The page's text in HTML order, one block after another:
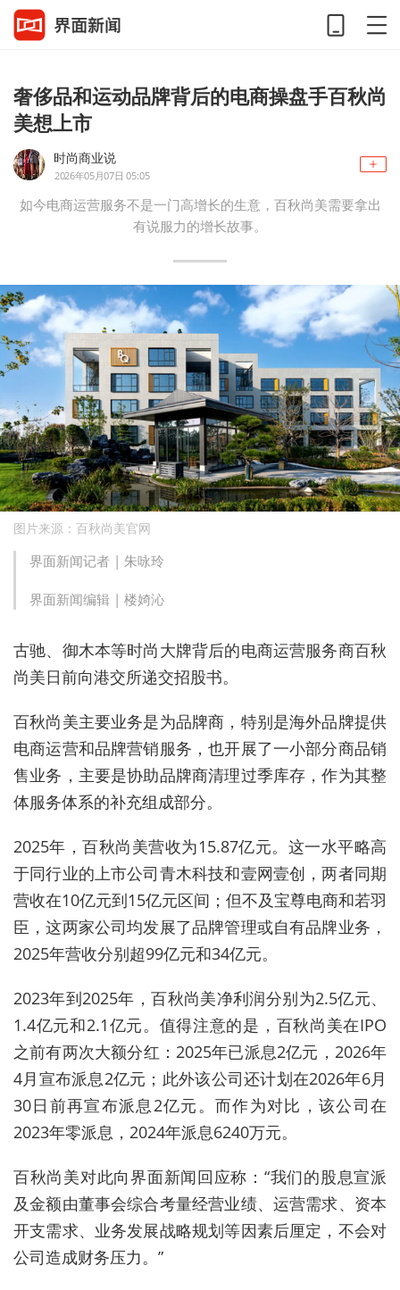
奢侈品和运动品牌背后的电商操盘手百秋尚
美想上市
时尚商业说
2026年05月07日 05:05
如今电商运营服务不是一门高增长的生意，百秋尚美需要拿出
有说服力的增长故事。
图片来源：百秋尚美官网
界面新闻记者 | 朱咏玲
界面新闻编辑 | 楼婍沁
古驰、御木本等时尚大牌背后的电商运营服务商百秋
尚美日前向港交所递交招股书。
百秋尚美主要业务是为品牌商，特别是海外品牌提供
电商运营和品牌营销服务，也开展了一小部分商品销
售业务，主要是协助品牌商清理过季库存，作为其整
体服务体系的补充组成部分。
2025年，百秋尚美营收为15.87亿元。这一水平略高
于同行业的上市公司青木科技和壹网壹创，两者同期
营收在10亿元到15亿元区间；但不及宝尊电商和若羽
臣，这两家公司均发展了品牌管理或自有品牌业务，
2025年营收分别超99亿元和34亿元。
2023年到2025年，百秋尚美净利润分别为2.5亿元、
1.4亿元和2.1亿元。 值得注意的是，百秋尚美在IPO
之前有两次大额分红：2025年已派息2亿元，2026年
4月宣布派息2亿元；此外该公司还计划在2026年6月
30日前再宣布派息2亿元。而作为对比，该公司在
2023年零派息，2024年派息6240万元。
百秋尚美对此向界面新闻回应称：“我们的股息宣派
及金额由董事会综合考量经营业绩、运营需求、资本
开支需求、业务发展战略规划等因素后厘定，不会对
公司造成财务压力。 ”